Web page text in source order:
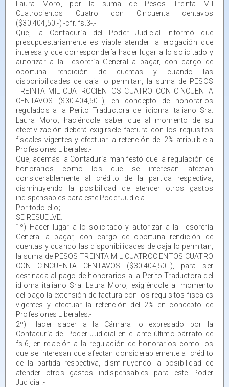
Laura Moro, por la suma de Pesos Treinta Mil
Cuatrocientos Cuatro con Cincuenta centavos
($30.404,50.-) -cfr. fs.3-.-
Que, la Contaduría del Poder Judicial informó que
presupuestariamente es viable atender la erogación que
interesa y que correspondería hacer lugar a lo solicitado y
autorizar a la Tesorería General a pagar, con cargo de
oportuna rendición de cuentas y cuando las
disponibilidades de caja lo permitan, la suma de PESOS
TREINTA MIL CUATROCIENTOS CUATRO CON CINCUENTA
CENTAVOS ($30.404,50.-), en concepto de honorarios
regulados a la Perito Traductora del idioma italiano Sra.
Laura Moro; haciéndole saber que al momento de su
efectivización deberá exigirsele factura con los requisitos
fiscales vigentes y efectuar la retención del 2% atribuible a
Profesiones Liberales.-
Que, además la Contaduría manifestó que la regulación de
honorarios como los que se interesan afectan
considerablemente al crédito de la partida respectiva,
disminuyendo la posibilidad de atender otros gastos
indispensables para este Poder Judicial.-
Por todo ello;
SE RESUELVE:
1º) Hacer lugar a lo solicitado y autorizar a la Tesorería
General a pagar, con cargo de oportuna rendición de
cuentas y cuando las disponibilidades de caja lo permitan,
la suma de PESOS TREINTA MIL CUATROCIENTOS CUATRO
CON CINCUENTA CENTAVOS ($30.404,50.-), para ser
destinada al pago de honorarios a la Perito Traductora del
idioma italiano Sra. Laura Moro; exigiéndole al momento
del pago la extensión de factura con los requisitos fiscales
vigentes y efectuar la retención del 2% en concepto de
Profesiones Liberales.-
2º) Hacer saber a la Cámara lo expresado por la
Contaduría del Poder Judicial en el ante último párrafo de
fs.6, en relación a la regulación de honorarios como los
que se interesan que afectan considerablemente al crédito
de la partida respectiva, disminuyendo la posibilidad de
atender otros gastos indispensables para este Poder
Judicial.-